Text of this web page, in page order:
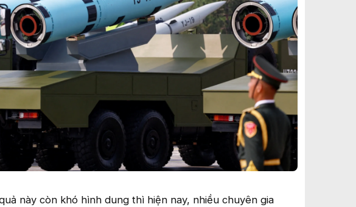
này còn khó hình dung thì hiện nay, nhiều chuyên gia